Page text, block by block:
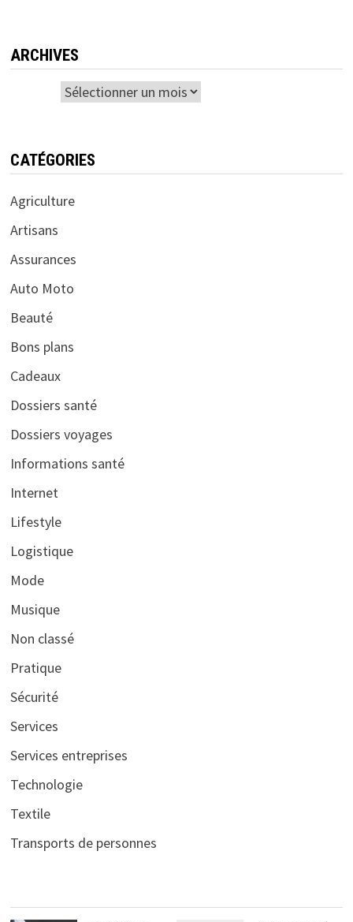
ARCHIVES
CATÉGORIES
Agriculture
Artisans
Assurances
Auto Moto
Beauté
Bons plans
Cadeaux
Dossiers santé
Dossiers voyages
Informations santé
Internet
Lifestyle
Logistique
Mode
Musique
Non classé
Pratique
Sécurité
Services
Services entreprises
Technologie
Textile
Transports de personnes